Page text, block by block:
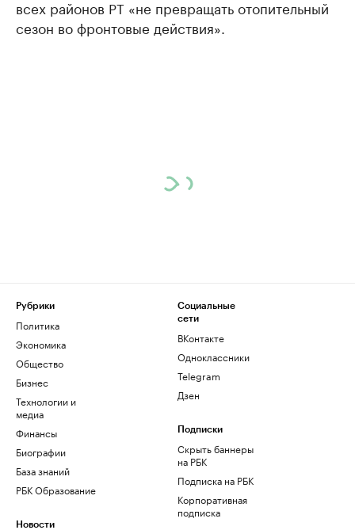
всех районов РТ «не превращать отопительный
сезон во фронтовые действия».
Рубрики
Политика
Экономика
Общество
Бизнес
Технологии и
медиа
Финансы
Биографии
База знаний
РБК Образование
Новости
Социальные
сети
ВКонтакте
Одноклассники
Telegram
Дзен
Подписки
Скрыть баннеры
на РБК
Подписка на РБК
Корпоративная
подписка